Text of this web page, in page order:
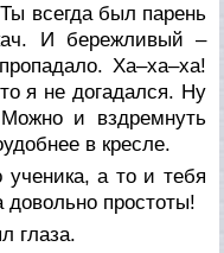
всегда был парень
И бережливый –
Ха–ха–ха!
я не догадался. Ну
и вздремнуть
в кресле.
ученика, а то и тебя
довольно простоты!
глаза.